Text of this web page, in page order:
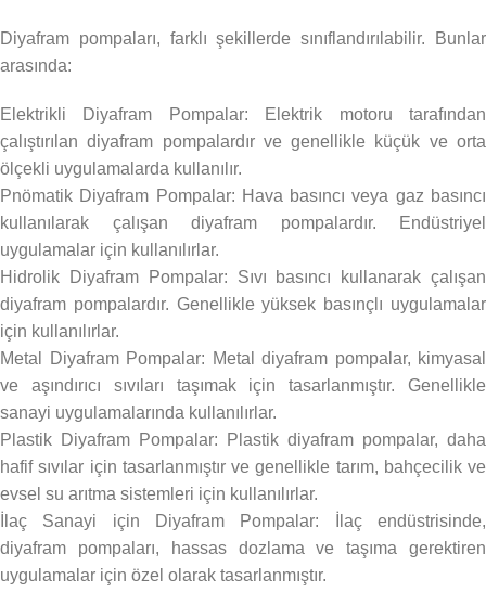
Diyafram pompaları, farklı şekillerde sınıflandırılabilir. Bunlar
arasında:
Elektrikli Diyafram Pompalar: Elektrik motoru tarafından
çalıştırılan diyafram pompalardır ve genellikle küçük ve orta
ölçekli uygulamalarda kullanılır.
Pnömatik Diyafram Pompalar: Hava basıncı veya gaz basıncı
kullanılarak çalışan diyafram pompalardır. Endüstriyel
uygulamalar için kullanılırlar.
Hidrolik Diyafram Pompalar: Sıvı basıncı kullanarak çalışan
diyafram pompalardır. Genellikle yüksek basınçlı uygulamalar
için kullanılırlar.
Metal Diyafram Pompalar: Metal diyafram pompalar, kimyasal
ve aşındırıcı sıvıları taşımak için tasarlanmıştır. Genellikle
sanayi uygulamalarında kullanılırlar.
Plastik Diyafram Pompalar: Plastik diyafram pompalar, daha
hafif sıvılar için tasarlanmıştır ve genellikle tarım, bahçecilik ve
evsel su arıtma sistemleri için kullanılırlar.
İlaç Sanayi için Diyafram Pompalar: İlaç endüstrisinde,
diyafram pompaları, hassas dozlama ve taşıma gerektiren
uygulamalar için özel olarak tasarlanmıştır.